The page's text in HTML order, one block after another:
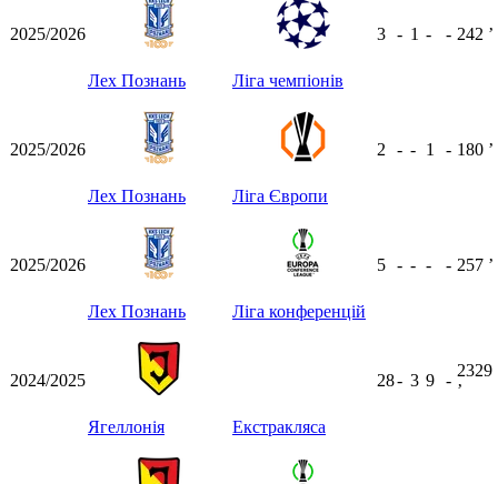
2025/2026
Лех Познань Ліга чемпіонів
3 - 1 - - 242 ʼ
2025/2026
Лех Познань Ліга Європи
2 - - 1 - 180 ʼ
2025/2026
Лех Познань Ліга конференцій
5 - - - - 257 ʼ
2024/2025
Ягеллонія Екстракляса
28- 3 9 -
2329
ʼ